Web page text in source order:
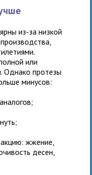
из-за низкой
или
Однако протезы
минусов:
жжение,
десен,